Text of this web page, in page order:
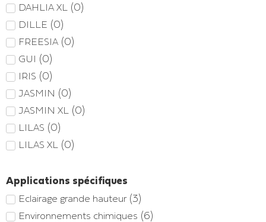
DAHLIA XL (0)
DILLE (0)
FREESIA (0)
GUI (0)
IRIS (0)
JASMIN (0)
JASMIN XL (0)
LILAS (0)
LILAS XL (0)
Applications spécifiques
Eclairage grande hauteur (3)
Environnements chimiques (6)